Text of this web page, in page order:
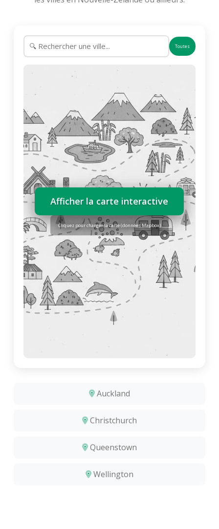
Toutes
Afficher la carte interactive
Cliquez pour charger la carte (données Mapbox)
Auckland
Christchurch
Queenstown
Wellington